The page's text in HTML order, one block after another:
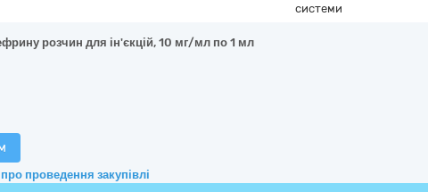
системи
розчин для ін'єкцій, 10 мг/мл по 1 мл
проведення закупівлі